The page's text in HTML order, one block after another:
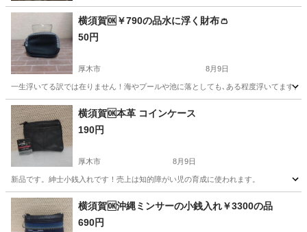
横須賀🆗￥790の品水に浮く財布👛
50円
厚木市 8月9日
一生浮いてる訳では在りません！海やプールや池に落としても､ある程度浮いてます
神奈川 厚木市 その他 神奈川
プール
横須賀🆗本革 コインケース
190円
厚木市 8月9日
新品です。紳士小銭入れです！売上は知的障がい児の育成に使われます。
神奈川 厚木市 その他 本革
横須賀🆗沖縄ミンサーの小銭入れ￥3300の品
690円